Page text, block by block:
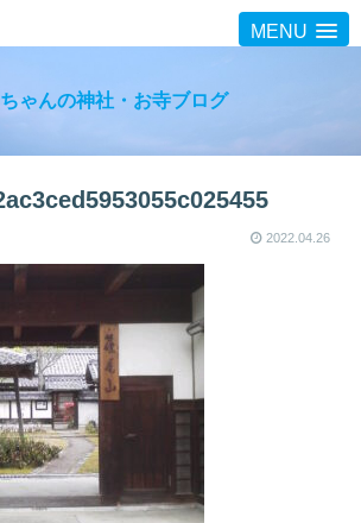
MENU
ゃんの神社・お寺ブログ
2022.04.26